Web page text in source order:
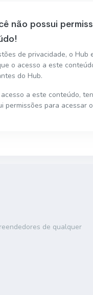
não possui
de privacidade, o
o acesso a este
do Hub.
acesso a este conteúdo,
permissões para acessar
de qualquer